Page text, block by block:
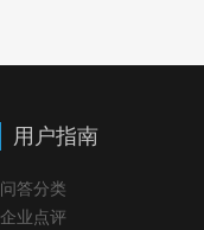
用户指南
问答分类
企业点评